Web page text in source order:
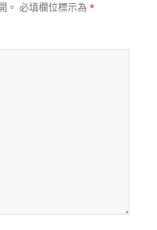
。 必填欄位標示為*